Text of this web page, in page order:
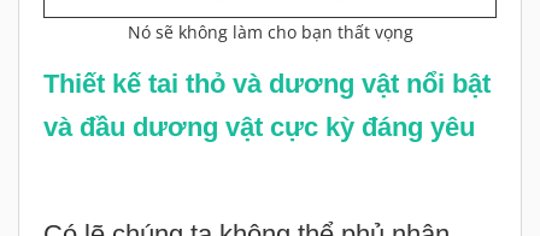
Nó sẽ không làm cho bạn thất vọng
Thiết kế tai thỏ và dương vật nổi bật
và đầu dương vật cực kỳ đáng yêu